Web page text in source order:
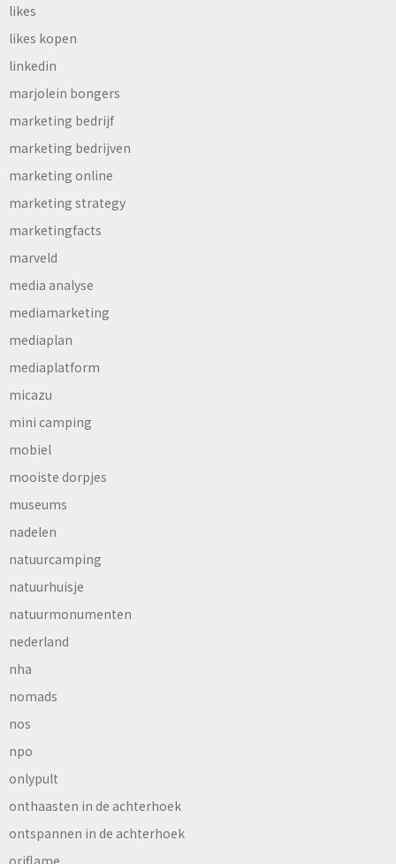
likes
likes kopen
linkedin
marjolein bongers
marketing bedrijf
marketing bedrijven
marketing online
marketing strategy
marketingfacts
marveld
media analyse
mediamarketing
mediaplan
mediaplatform
micazu
mini camping
mobiel
mooiste dorpjes
museums
nadelen
natuurcamping
natuurhuisje
natuurmonumenten
nederland
nha
nomads
nos
npo
onlypult
onthaasten in de achterhoek
ontspannen in de achterhoek